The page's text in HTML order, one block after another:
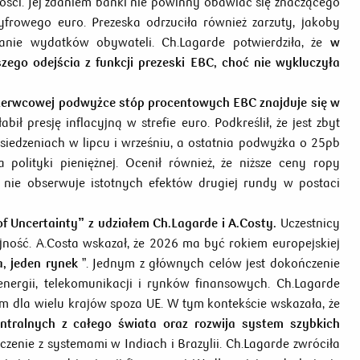
euro. Prezeska odrzuciła również zarzuty, jakoby
wydatków obywateli. Ch.Lagarde potwierdziła, że w
odejścia z funkcji prezeski EBC, choć nie wykluczyła
podwyżce stóp procentowych EBC znajduje się w
presję inflacyjną w strefie euro. Podkreślił, że jest zbyt
w lipcu i wrześniu, a ostatnia podwyżka o 25pb
pieniężnej. Ocenił również, że niższe ceny ropy
obserwuje istotnych efektów drugiej rundy w postaci
z udziałem Ch.Lagarde i A.Costy. Uczestnicy
A.Costa wskazał, że 2026 ma być rokiem europejskiej
jeden rynek”. Jednym z głównych celów jest dokończenie
telekomunikacji i rynków finansowych. Ch.Lagarde
dla wielu krajów spoza UE. W tym kontekście wskazała, że
z całego świata oraz rozwija system szybkich
z systemami w Indiach i Brazylii. Ch.Lagarde zwróciła